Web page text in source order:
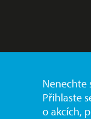
Nenechte
Přihlaste
o akcích,